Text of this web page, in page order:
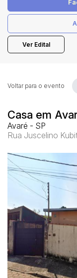
Ver Edital
Casa em
Avaré - SP
Rua Juscelino
Voltar para o evento